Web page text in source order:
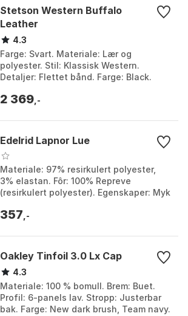
Stetson Western Buffalo
Leather
4.3
Farge: Svart. Materiale: Lær og
polyester. Stil: Klassisk Western.
Detaljer: Flettet bånd. Farge: Black.
2 369 ,-
Edelrid Lapnor Lue
Materiale: 97% resirkulert polyester,
3% elastan. Fôr: 100% Repreve
(resirkulert polyester). Egenskaper: Myk
tonale stripe...
357 ,-
Oakley Tinfoil 3.0 Lx Cap
4.3
Materiale: 100 % bomull. Brem: Buet.
Profil: 6-panels lav. Stropp: Justerbar
bak. Farge: New dark brush, Team navy.